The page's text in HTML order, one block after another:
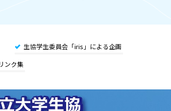
生協学生委員会「iris」による企画
ンク集